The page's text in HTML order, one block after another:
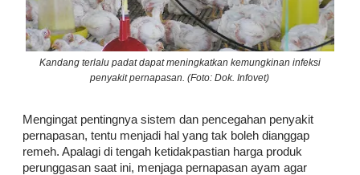
Kandang terlalu padat dapat meningkatkan kemungkinan infeksi
penyakit pernapasan. (Foto: Dok. Infovet)
Mengingat pentingnya sistem dan pencegahan penyakit
pernapasan, tentu menjadi hal yang tak boleh dianggap
remeh. Apalagi di tengah ketidakpastian harga produk
perunggasan saat ini, menjaga pernapasan ayam agar